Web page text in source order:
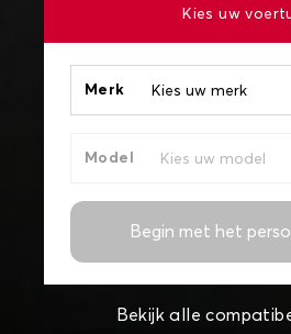
Kies uw
Merk
Model
Begin met het
Bekijk alle